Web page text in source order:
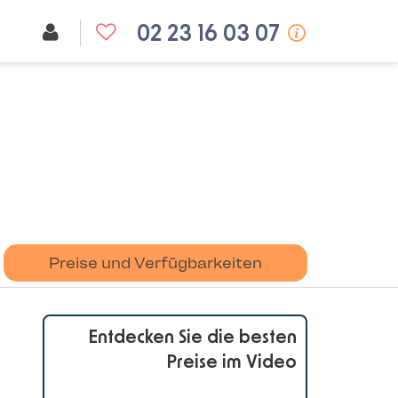
02 23 16 03 07
Preise und Verfügbarkeiten
Entdecken Sie die besten
Preise im Video